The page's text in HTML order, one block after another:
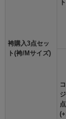
袴購入3点セッ
ト(袴/Mサイズ)